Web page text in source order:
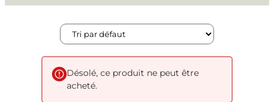
Désolé, ce produit ne peut être
acheté.